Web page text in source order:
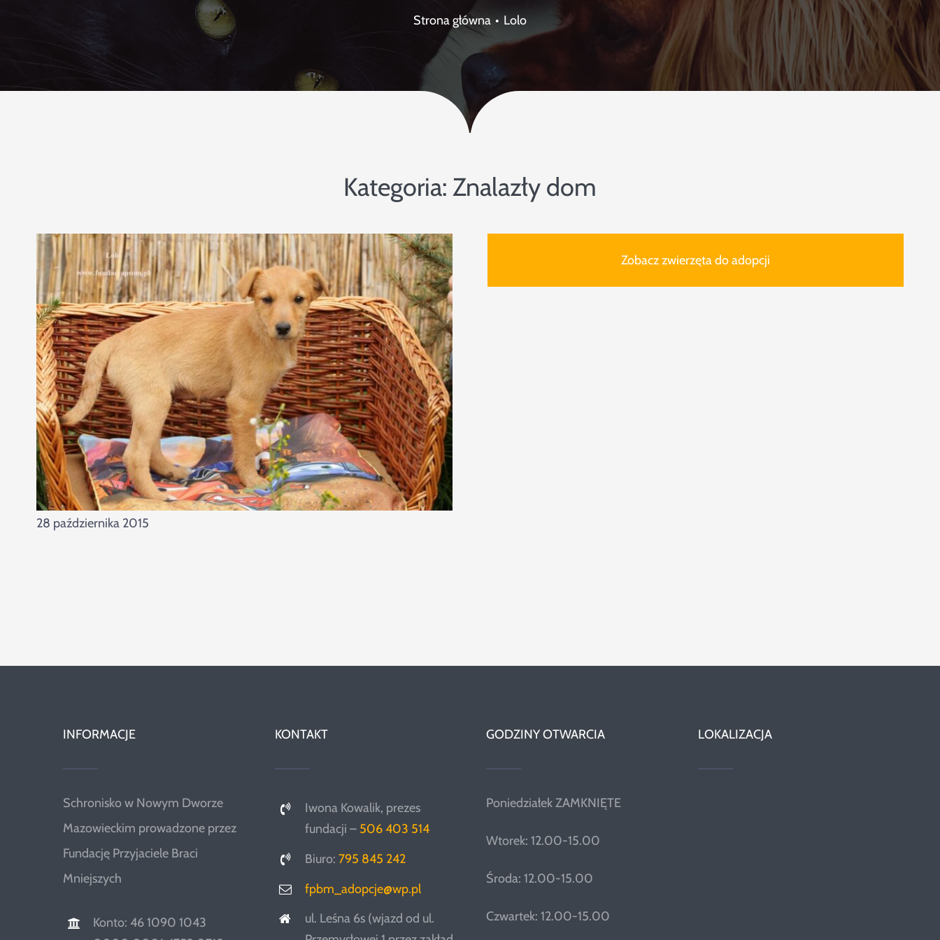
Strona główna Lolo
Kategoria: Znalazły dom
28 października 2015
Zobacz zwierzęta do adopcji
INFORMACJE
Schronisko w Nowym Dworze
Mazowieckim prowadzone przez
Fundację Przyjaciele Braci
Mniejszych
Konto: 46 1090 1043
KONTAKT
Iwona Kowalik, prezes
fundacji – 506 403 514
Biuro: 795 845 242
fpbm_adopcje@wp.pl
ul. Leśna 6s (wjazd od ul.
GODZINY OTWARCIA
Poniedziałek ZAMKNIĘTE
Wtorek: 12.00-15.00
Środa: 12.00-15.00
Czwartek: 12.00-15.00
LOKALIZACJA